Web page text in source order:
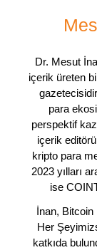
Dr. Mesut
içerik üreten
para
perspektif
içerik
kripto para
2023 yılları
ise
İnan, Bitcoin
Her
katkıda